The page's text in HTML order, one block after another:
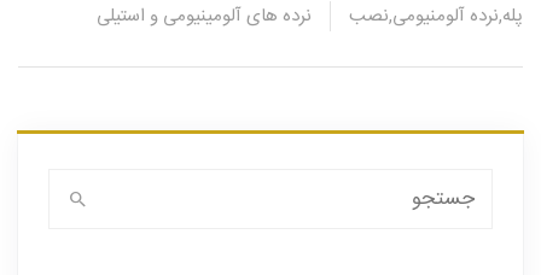
پله,نرده آلومنیومی,نصب نرده های آلومینیومی و‌ استیلی
جستجو
برای: